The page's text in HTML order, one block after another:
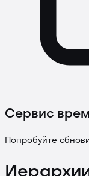
Сервис
Попробуйте